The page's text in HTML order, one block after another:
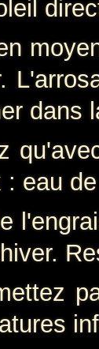
dans
: eau